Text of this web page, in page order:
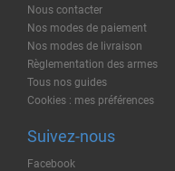
Nous contacter
Nos modes de paiement
Nos modes de livraison
Règlementation des armes
Tous nos guides
Cookies : mes préférences
Suivez-nous
Facebook